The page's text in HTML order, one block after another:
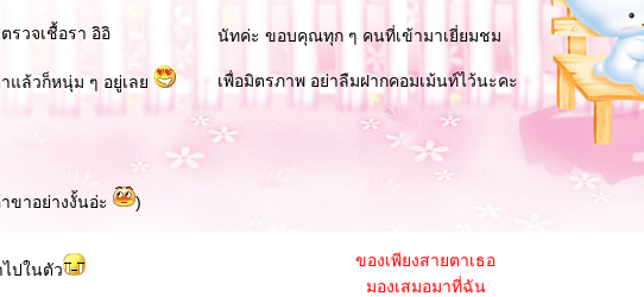
รวจเชื้อรา อิอิ
แล้วก็หนุ่ม ๆ อยู่เล
ขาอย่างงั้นอ่ะ )
ปในตัว
นัทค่ะ ขอบคุณทุก ๆ คนที่เข้ามาเยี่ยมชม
เพื่อมิตรภาพ อย่าลืมฝากคอมเม้นท์ไว้นะคะ
ค่มีเธออยู่เคียงข้าง
ลกอ้างว้างทางเปลี่ยวแค่ไหน
ขอเพียงเธอจับมือเดินกันไป
มองเสมอมาที่ฉัน
ม้เส้นทางยาวไกลอุปสรรคกั้น